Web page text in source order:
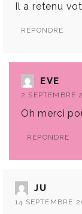
Il a retenu
RÉPONDRE
EVE
2 SEPTEMBRE
Oh merci
RÉPONDRE
JU
14 SEPTEMBRE